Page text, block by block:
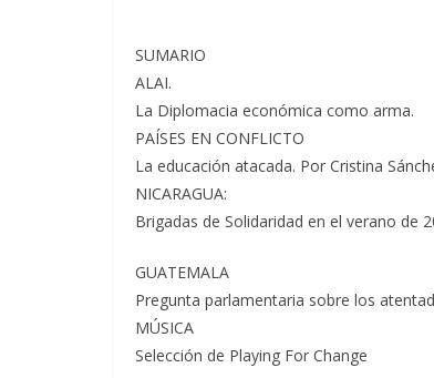
SUMARIO
ALAI.
La Diplomacia económica como arma.
PAÍSES EN CONFLICTO
La educación atacada. Por Cristina
NICARAGUA:
Brigadas de Solidaridad en el verano de
GUATEMALA
Pregunta parlamentaria sobre los
MÚSICA
Selección de Playing For Change